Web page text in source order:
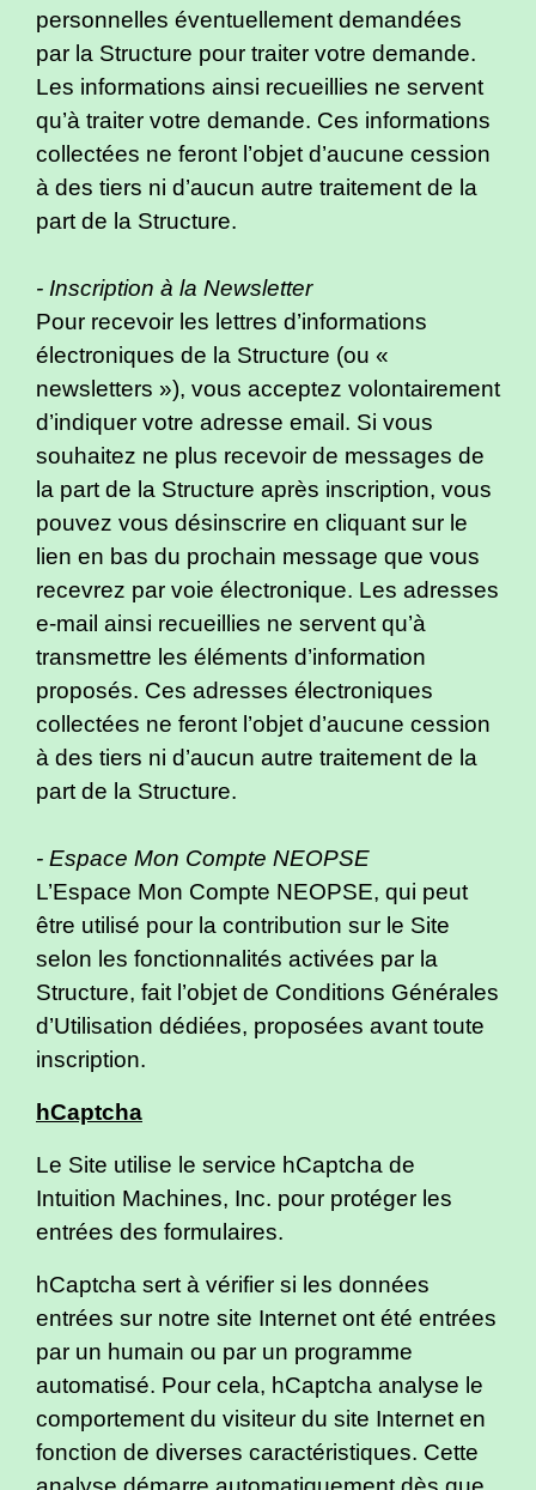
personnelles éventuellement demandées
par la Structure pour traiter votre demande.
Les informations ainsi recueillies ne servent
qu’à traiter votre demande. Ces informations
collectées ne feront l’objet d’aucune cession
à des tiers ni d’aucun autre traitement de la
part de la Structure.
- Inscription à la Newsletter
Pour recevoir les lettres d’informations
électroniques de la Structure (ou «
newsletters »), vous acceptez volontairement
d’indiquer votre adresse email. Si vous
souhaitez ne plus recevoir de messages de
la part de la Structure après inscription, vous
pouvez vous désinscrire en cliquant sur le
lien en bas du prochain message que vous
recevrez par voie électronique. Les adresses
e-mail ainsi recueillies ne servent qu’à
transmettre les éléments d’information
proposés. Ces adresses électroniques
collectées ne feront l’objet d’aucune cession
à des tiers ni d’aucun autre traitement de la
part de la Structure.
- Espace Mon Compte NEOPSE
L’Espace Mon Compte NEOPSE, qui peut
être utilisé pour la contribution sur le Site
selon les fonctionnalités activées par la
Structure, fait l’objet de Conditions Générales
d’Utilisation dédiées, proposées avant toute
inscription.
hCaptcha
Le Site utilise le service hCaptcha de
Intuition Machines, Inc. pour protéger les
entrées des formulaires.
hCaptcha sert à vérifier si les données
entrées sur notre site Internet ont été entrées
par un humain ou par un programme
automatisé. Pour cela, hCaptcha analyse le
comportement du visiteur du site Internet en
fonction de diverses caractéristiques. Cette